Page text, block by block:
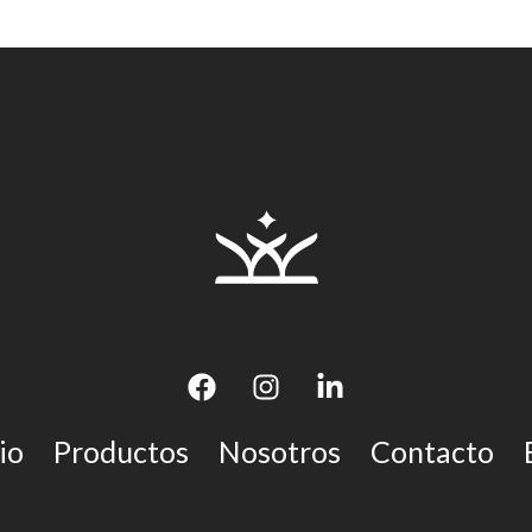
Productos Nosotros Contacto